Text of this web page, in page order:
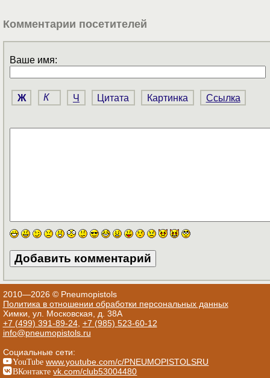
Комментарии посетителей
Ваше имя:
Ж К Ч Цитата Картинка Ссылка
2010—2026 © Pneumopistols
Политика в отношении обработки персональных данных
Химки, ул. Московская, д. 38А
+7 (499) 391-89-24, +7 (985) 523-60-12
info@pneumopistols.ru
Социальные сети:
YouTube www.youtube.com/c/PNEUMOPISTOLSRU
ВКонтакте vk.com/club53004480